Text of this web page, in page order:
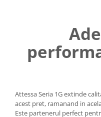
Attessa Seria 1G extinde
acest pret, ramanand in
Este partenerul perfect